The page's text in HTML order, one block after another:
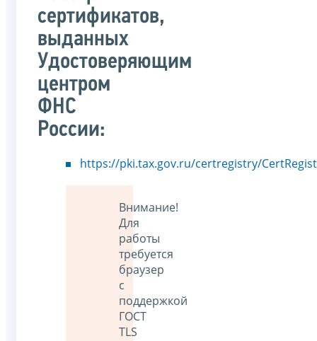
сертификатов,
выданных
Удостоверяющим
центром
ФНС
России:
https://pki.tax.gov.ru/certregistry/
Внимание!
Для
работы
требуется
браузер
с
поддержкой
ГОСТ
TLS